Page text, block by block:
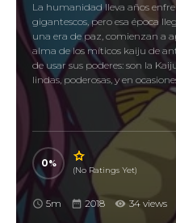
La humanidad lleva años
gigantescos, pero esa época
una era de paz, comienzan a
alma de los míticos kaiju de
de usar sus poderes: son la
lindas, poderosas, y en
0
(No Ratings Yet)
5m 2018 34 views